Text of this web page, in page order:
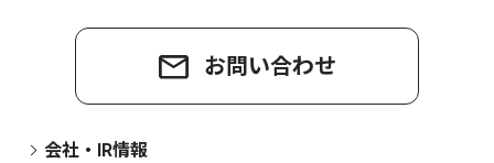
お問い合わせ
会社・IR情報